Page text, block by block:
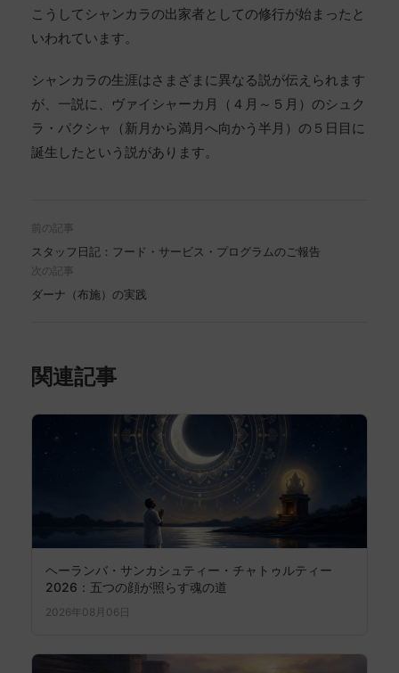
こうしてシャンカラの出家者としての修行が始まったと
いわれています。
シャンカラの生涯はさまざまに異なる説が伝えられます
が、一説に、ヴァイシャーカ月（４月～５月）のシュク
ラ・パクシャ（新月から満月へ向かう半月）の５日目に
誕生したという説があります。
前の記事
スタッフ日記：フード・サービス・プログラムのご報告
次の記事
ダーナ（布施）の実践
関連記事
ヘーランバ・サンカシュティー・チャトゥルティー
2026：五つの顔が照らす魂の道
2026年08月06日